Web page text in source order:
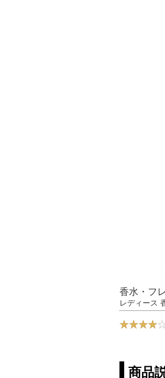
香水・フ
レディース
商品